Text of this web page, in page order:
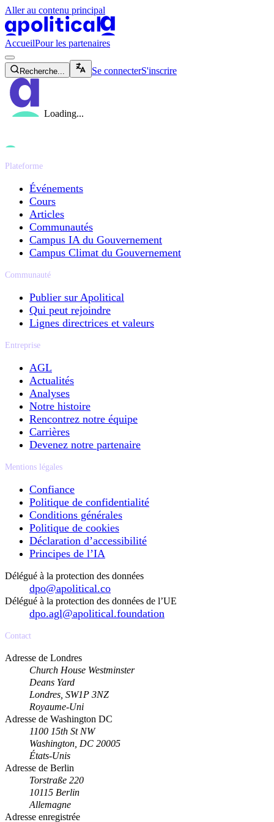
Aller au contenu principal
apolitical-logo-default
AccueilPour les partenaires
magnifying-glass-icon
Recherche... Se connecterS'inscrire
Loading...
Plateforme
Événements
Cours
Articles
Communautés
Campus IA du Gouvernement
Campus Climat du Gouvernement
Communauté
Publier sur Apolitical
Qui peut rejoindre
Lignes directrices et valeurs
Entreprise
AGL
Actualités
Analyses
Notre histoire
Rencontrez notre équipe
Carrières
Devenez notre partenaire
Mentions légales
Confiance
Politique de confidentialité
Conditions générales
Politique de cookies
Déclaration d’accessibilité
Principes de l’IA
Délégué à la protection des données
dpo@apolitical.co
Délégué à la protection des données de l’UE
dpo.agl@apolitical.foundation
Contact
Adresse de Londres
Church House Westminster
Deans Yard
Londres, SW1P 3NZ
Royaume-Uni
Adresse de Washington DC
1100 15th St NW
Washington, DC 20005
États-Unis
Adresse de Berlin
Torstraße 220
10115 Berlin
Allemagne
Adresse enregistrée